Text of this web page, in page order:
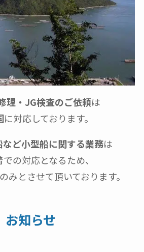
理・JG検査のご依頼は
に対応しております。
ど小型船に関する業務は
の対応となるため、
のみとさせて頂いております。
お知らせ